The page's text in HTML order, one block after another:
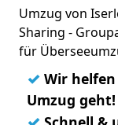
Umzug von
Sharing -
für
✓ Wir
Umzug geht!